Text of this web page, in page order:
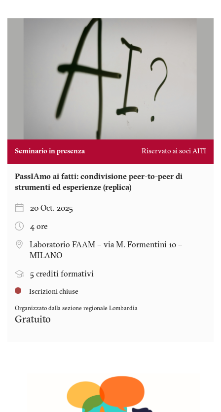
Seminario in presenza Riservato ai soci AITI
PassIAmo ai fatti: condivisione peer-to-peer di
strumenti ed esperienze (replica)
20 Oct. 2025
4 ore
Laboratorio FAAM – via M. Formentini 10 –
MILANO
5 crediti formativi
Iscrizioni chiuse
Organizzato dalla sezione regionale Lombardia
Gratuito